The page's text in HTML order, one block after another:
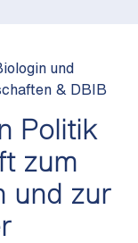
und
& DBIB
Politik
zum
und zur